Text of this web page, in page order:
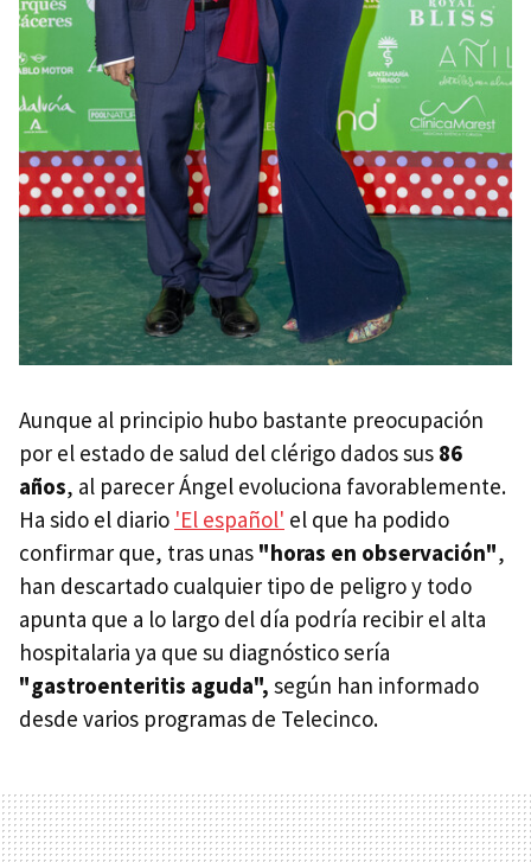
Aunque al principio hubo bastante preocupación
por el estado de salud del clérigo dados sus 86
años, al parecer Ángel evoluciona favorablemente.
Ha sido el diario 'El español' el que ha podido
confirmar que, tras unas "horas en observación",
han descartado cualquier tipo de peligro y todo
apunta que a lo largo del día podría recibir el alta
hospitalaria ya que su diagnóstico sería
"gastroenteritis aguda", según han informado
desde varios programas de Telecinco.